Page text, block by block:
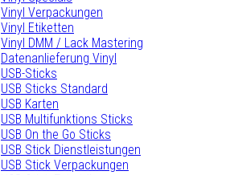
Vinyl Verpackungen
Vinyl Etiketten
Vinyl DMM / Lack Mastering
Datenanlieferung Vinyl
USB-Sticks
USB Sticks Standard
USB Karten
USB Multifunktions Sticks
USB On the Go Sticks
USB Stick Dienstleistungen
USB Stick Verpackungen